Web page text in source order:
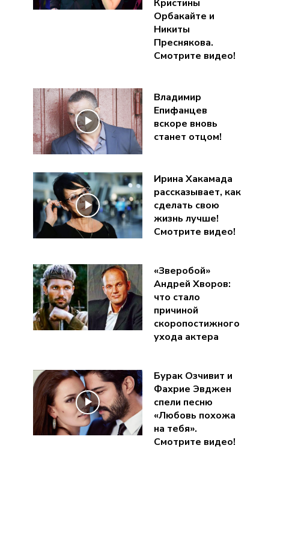
Кристины
Орбакайте и
Никиты
Преснякова.
Смотрите видео!
Владимир
Епифанцев
вскоре вновь
станет отцом!
Ирина Хакамада
рассказывает, как
сделать свою
жизнь лучше!
Смотрите видео!
«Зверобой»
Андрей Хворов:
что стало
причиной
скоропостижного
ухода актера
Бурак Озчивит и
Фахрие Эвджен
спели песню
«Любовь похожа
на тебя».
Смотрите видео!